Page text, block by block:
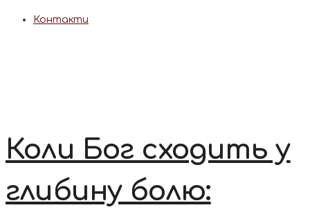
Контакти
Коли Бог сходить у
глибину болю: